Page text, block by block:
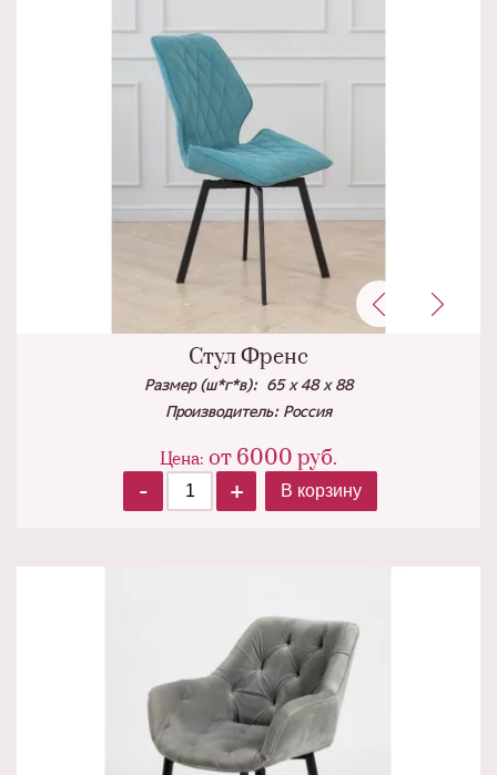
Стул Френс
Размер (ш*г*в): 65 х 48 х 88
Производитель: Россия
Цена: от 6000 руб.
-
+ В корзину